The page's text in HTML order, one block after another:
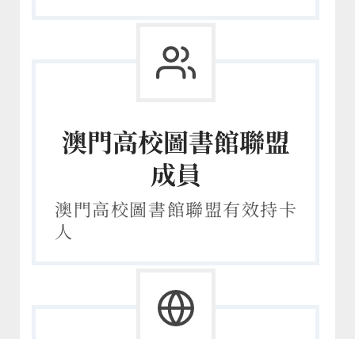
澳門高校圖書館聯盟
成員
澳門高校圖書館聯盟有效持卡
人